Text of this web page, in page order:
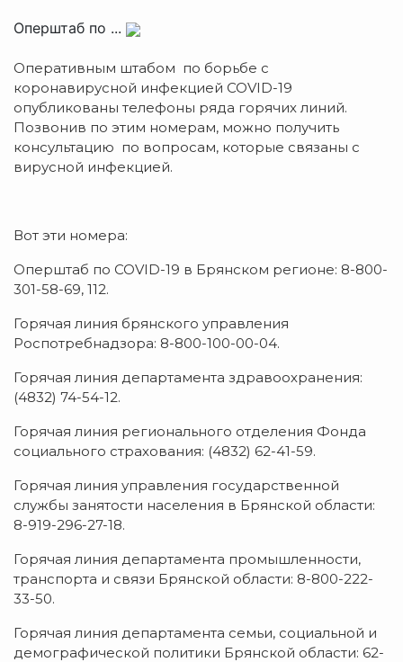
Оперштаб по ...
Оперативным штабом по борьбе с
коронавирусной инфекцией COVID-19
опубликованы телефоны ряда горячих линий.
Позвонив по этим номерам, можно получить
консультацию по вопросам, которые связаны с
вирусной инфекцией.
Вот эти номера:
Оперштаб по COVID-19 в Брянском регионе: 8-800-
301-58-69, 112.
Горячая линия брянского управления
Роспотребнадзора: 8-800-100-00-04.
Горячая линия департамента здравоохранения:
(4832) 74-54-12.
Горячая линия регионального отделения Фонда
социального страхования: (4832) 62-41-59.
Горячая линия управления государственной
службы занятости населения в Брянской области:
8-919-296-27-18.
Горячая линия департамента промышленности,
транспорта и связи Брянской области: 8-800-222-
33-50.
Горячая линия департамента семьи, социальной и
демографической политики Брянской области: 62-